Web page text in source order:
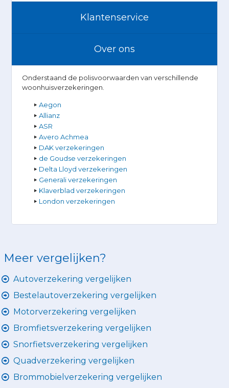
Klantenservice
Over ons
Onderstaand de polisvoorwaarden van verschillende
woonhuisverzekeringen.
Aegon
Allianz
ASR
Avero Achmea
DAK verzekeringen
de Goudse verzekeringen
Delta Lloyd verzekeringen
Generali verzekeringen
Klaverblad verzekeringen
London verzekeringen
Meer vergelijken?
Autoverzekering vergelijken
Bestelautoverzekering vergelijken
Motorverzekering vergelijken
Bromfietsverzekering vergelijken
Snorfietsverzekering vergelijken
Quadverzekering vergelijken
Brommobielverzekering vergelijken